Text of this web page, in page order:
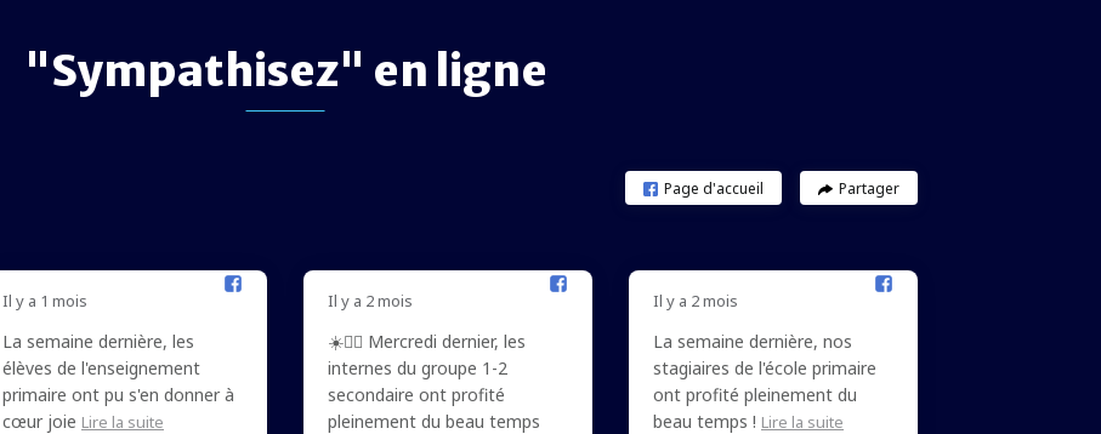
"Sympathisez" en ligne
Page d'accueil Partager
Il y a 1 mois
La semaine dernière, les
élèves de l'enseignement
primaire ont pu s'en donner à
cœur joie Lire la suite
Il y a 2 mois
☀️🚴‍♀️ Mercredi dernier, les
internes du groupe 1-2
secondaire ont profité
pleinement du beau temps
Il y a 2 mois
La semaine dernière, nos
stagiaires de l'école primaire
ont profité pleinement du
beau temps ! Lire la suite